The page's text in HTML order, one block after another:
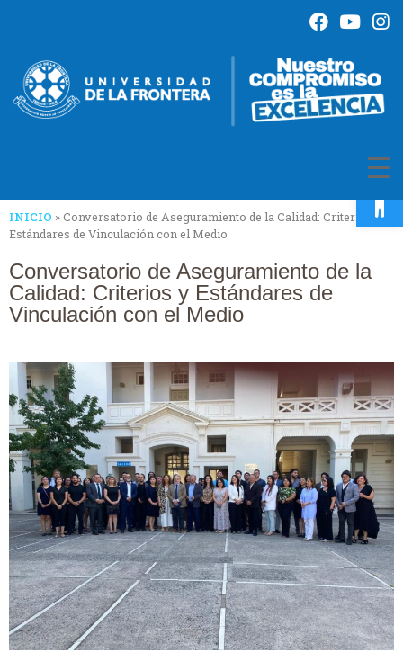
INICIO » Conversatorio de Aseguramiento de la Calidad: Criterios y
Estándares de Vinculación con el Medio
Conversatorio de Aseguramiento de la
Calidad: Criterios y Estándares de
Vinculación con el Medio